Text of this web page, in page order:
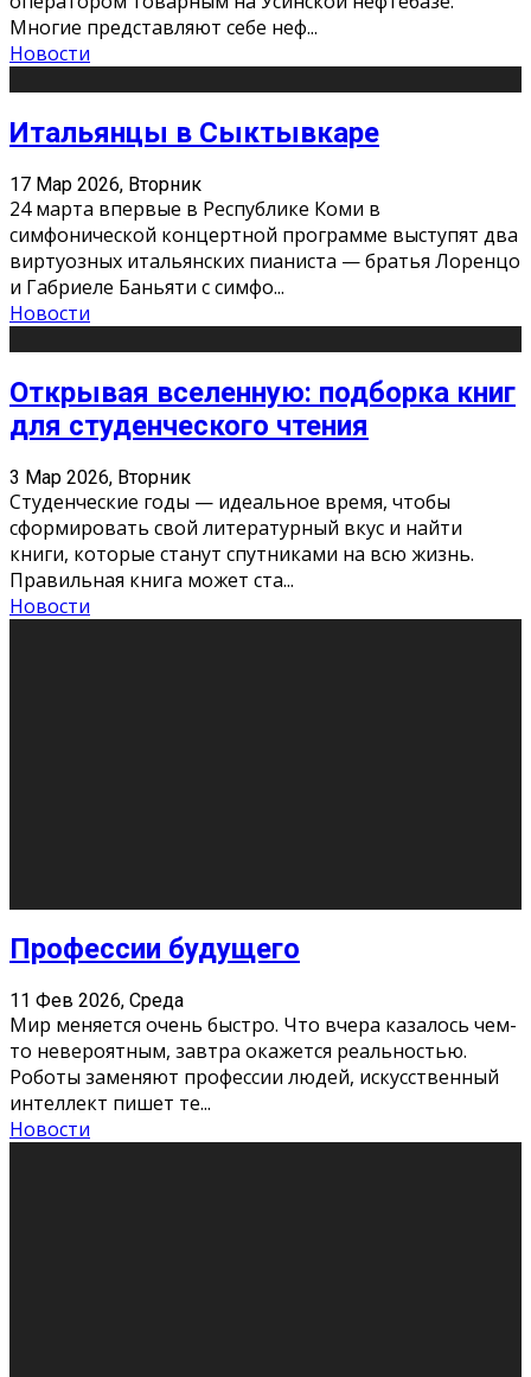
Многие представляют себе неф...
Новости
Итальянцы в Сыктывкаре
17 Мар 2026, Вторник
24 марта впервые в Республике Коми в
симфонической концертной программе выступят два
виртуозных итальянских пианиста — братья Лоренцо
и Габриеле Баньяти с симфо...
Новости
Открывая вселенную: подборка книг
для студенческого чтения
3 Мар 2026, Вторник
Студенческие годы — идеальное время, чтобы
сформировать свой литературный вкус и найти
книги, которые станут спутниками на всю жизнь.
Правильная книга может ста...
Новости
Как бороться со стрессом
11 Фев 2026, Среда
Стресс – нормальная реакция организма, когда
факторов, воздействующих на твой организм
больше, чем ресурсов. Есть советы, как бороться со
стрессовым состояни
Новости